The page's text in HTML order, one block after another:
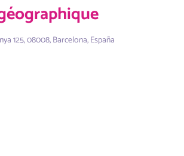
125, 08008, Barcelona, España